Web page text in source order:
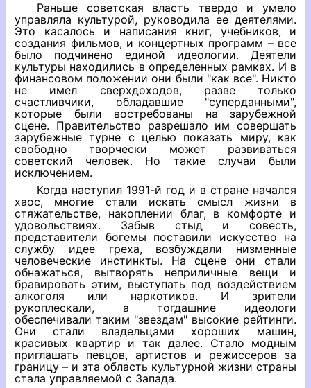
Раньше советская власть твердо и умело
управляла культурой, руководила ее деятелями.
Это касалось и написания книг, учебников, и
создания фильмов, и концертных программ – все
было подчинено единой идеологии. Деятели
культуры находились в определенных рамках. И в
финансовом положении они были "как все". Никто
не имел сверхдоходов, разве только
счастливчики, обладавшие "суперданными",
которые были востребованы на зарубежной
сцене. Правительство разрешало им совершать
зарубежные турне с целью показать миру, как
свободно творчески может развиваться
советский человек. Но такие случаи были
исключением.
Когда наступил 1991-й год и в стране начался
хаос, многие стали искать смысл жизни в
стяжательстве, накоплении благ, в комфорте и
удовольствиях. Забыв стыд и совесть,
представители богемы поставили искусство на
службу идее греха, возбуждали низменные
человеческие инстинкты. На сцене они стали
обнажаться, вытворять неприличные вещи и
бравировать этим, выступать под воздействием
алкоголя или наркотиков. И зрители
рукоплескали, а тогдашние идеологи
обеспечивали таким "звездам" высокие рейтинги.
Они стали владельцами хороших машин,
красивых квартир и так далее. Стало модным
приглашать певцов, артистов и режиссеров за
границу – и эта область культурной жизни страны
стала управляемой с Запада.